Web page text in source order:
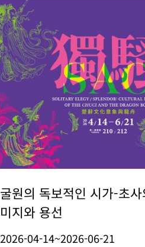
굴원의 독보적인 시가-초
미지와 용선
2026-04-14~2026-06-21